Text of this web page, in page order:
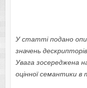
У статті подано
значень
Увага зосереджена
оцінної семантики